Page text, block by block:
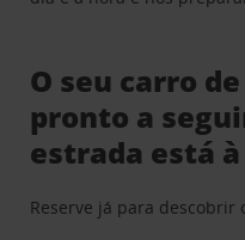
O seu carro
pronto a
estrada está
Reserve já para descobrir